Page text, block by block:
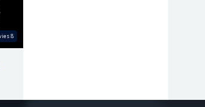
צדק חברתי
8 Movies